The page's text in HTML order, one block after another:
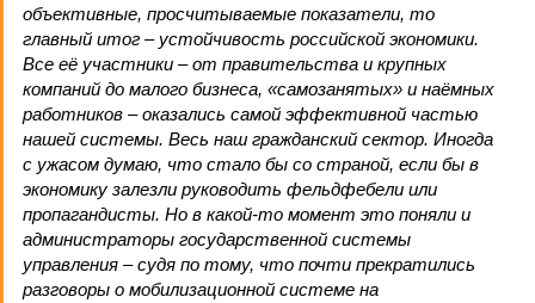
объективные, просчитываемые показатели, то
главный итог – устойчивость российской экономики.
Все её участники – от правительства и крупных
компаний до малого бизнеса, «самозанятых» и наёмных
работников – оказались самой эффективной частью
нашей системы. Весь наш гражданский сектор. Иногда
с ужасом думаю, что стало бы со страной, если бы в
экономику залезли руководить фельдфебели или
пропагандисты. Но в какой-то момент это поняли и
администраторы государственной системы
управления – судя по тому, что почти прекратились
разговоры о мобилизационной системе на